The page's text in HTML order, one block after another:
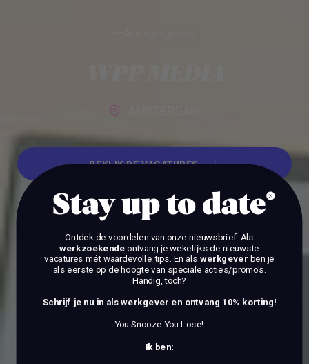
BEKIJK DE VACATURES
BEKIJK DE VACATURES
Stay up to date
Ontdek de voordelen van onze nieuwsbrief. Als
werkzoekendeontvang je wekelijks de nieuwste
vacatures mét waardevolle tips. En als werkgever ben je
als eerste op de hoogte van speciale acties/promo's.
Handig, toch?
Schrijf je nu in als werkgever en ontvang 10% korting!
You Snooze You Lose!
Ik ben: